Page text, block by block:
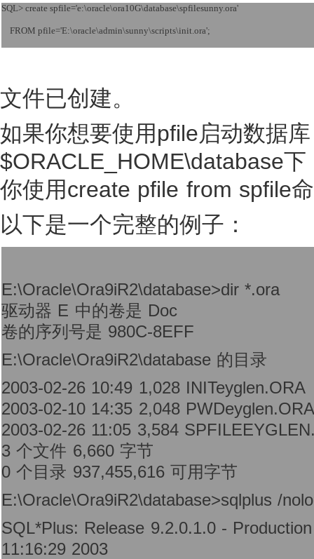
SQL> create spfile='e:\oracle\ora10G\database\spfilesunny.ora'
    FROM pfile='E:\oracle\admin\sunny\scripts\init.ora';
文件已创建。
如果你想要使用pfile启动数据
$ORACLE_HOME\database
你使用create pfile from spfile
以下是一个完整的例子：
E:\Oracle\Ora9iR2\database>dir *.ora
驱动器 E 中的卷是 Doc
卷的序列号是 980C-8EFF
E:\Oracle\Ora9iR2\database 的目录
2003-02-26 10:49 1,028 INITeyglen.ORA
2003-02-10 14:35 2,048 PWDeyglen.ORA
2003-02-26 11:05 3,584
3 个文件 6,660 字节
0 个目录 937,455,616 可用字节
E:\Oracle\Ora9iR2\database>sqlplus /
SQL*Plus: Release 9.2.0.1.0 -
11:16:29 2003